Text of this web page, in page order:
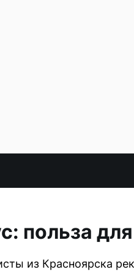
польза
из Красноярска